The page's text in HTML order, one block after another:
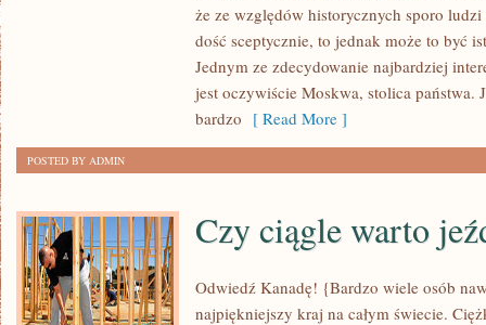
NAJWSPANIALSZYCH
REGIONÓW
że ze względów historycznych sporo
dość sceptycznie, to jednak może to być
Jednym ze zdecydowanie najbardziej
jest oczywiście Moskwa, stolica państwa.
bardzo [ Read More ]
POSTED BY ADMIN
Czy ciągle warto
Odwiedź Kanadę! {Bardzo wiele osób
najpiękniejszy kraj na całym świecie.